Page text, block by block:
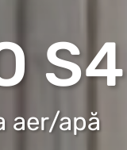
aer/apă